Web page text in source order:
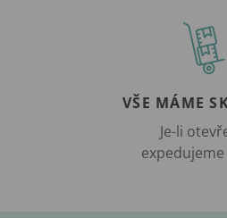
VŠE MÁME
Je-li